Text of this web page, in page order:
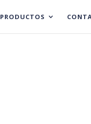
PRODUCTOS